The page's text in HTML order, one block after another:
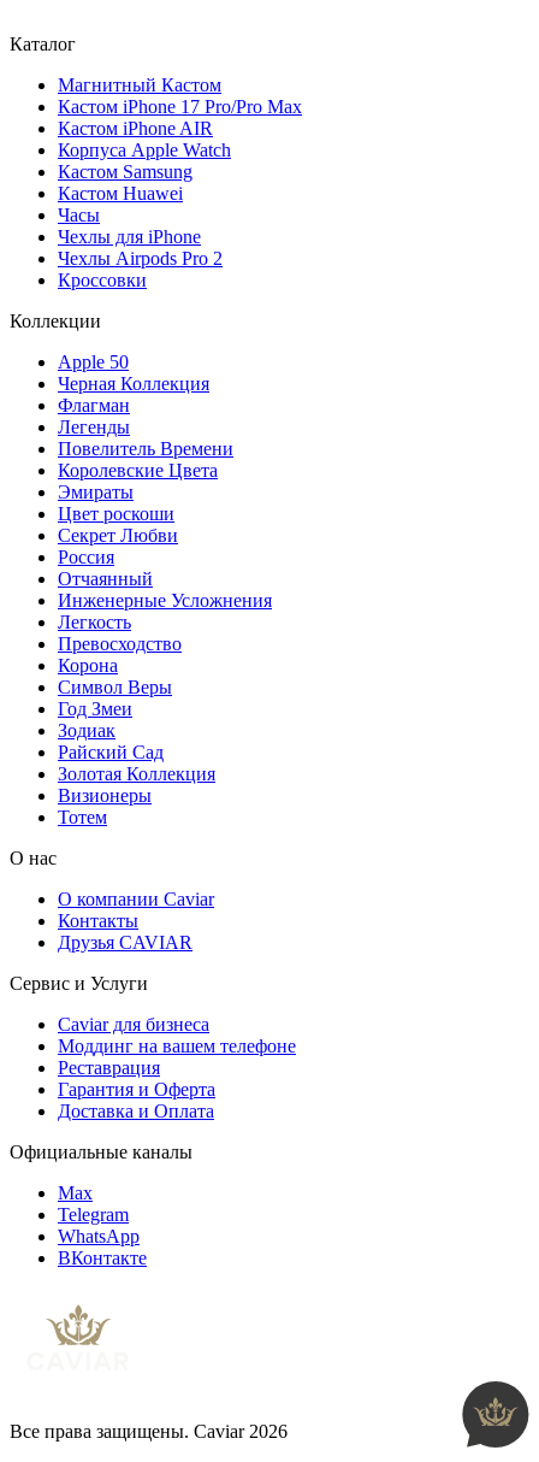
Каталог
Магнитный Кастом
Кастом iPhone 17 Pro/Pro Max
Кастом iPhone AIR
Корпуса Apple Watch
Кастом Samsung
Кастом Huawei
Часы
Чехлы для iPhone
Чехлы Airpods Pro 2
Кроссовки
Коллекции
Apple 50
Черная Коллекция
Флагман
Легенды
Повелитель Времени
Королевские Цвета
Эмираты
Цвет роскоши
Секрет Любви
Россия
Отчаянный
Инженерные Усложнения
Легкость
Превосходство
Корона
Символ Веры
Год Змеи
Зодиак
Райский Сад
Золотая Коллекция
Визионеры
Тотем
О нас
О компании Caviar
Контакты
Друзья CAVIAR
Сервис и Услуги
Caviar для бизнеса
Моддинг на вашем телефоне
Реставрация
Гарантия и Оферта
Доставка и Оплата
Официальные каналы
Max
Telegram
WhatsApp
ВКонтакте
Все права защищены. Caviar 2026